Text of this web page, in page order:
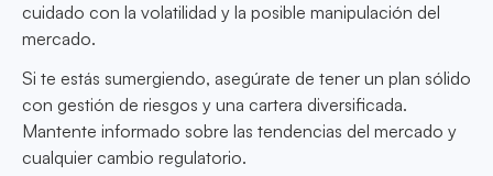
cuidado con la volatilidad y la posible manipulación del
mercado.
Si te estás sumergiendo, asegúrate de tener un plan sólido
con gestión de riesgos y una cartera diversificada.
Mantente informado sobre las tendencias del mercado y
cualquier cambio regulatorio.